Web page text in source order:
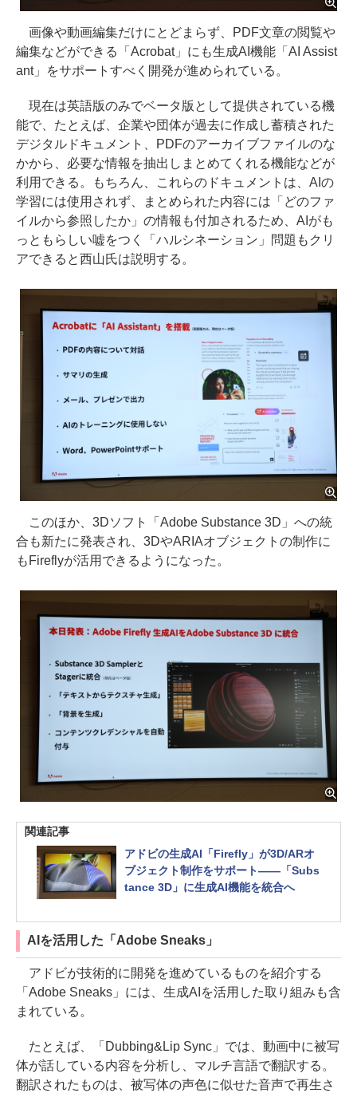
画像や動画編集だけにとどまらず、PDF文章の閲覧や
編集などができる「Acrobat」にも生成AI機能「AI Assist
ant」をサポートすべく開発が進められている。
現在は英語版のみでベータ版として提供されている機
能で、たとえば、企業や団体が過去に作成し蓄積された
デジタルドキュメント、PDFのアーカイブファイルのな
かから、必要な情報を抽出しまとめてくれる機能などが
利用できる。もちろん、これらのドキュメントは、AIの
学習には使用されず、まとめられた内容には「どのファ
イルから参照したか」の情報も付加されるため、AIがも
っともらしい嘘をつく「ハルシネーション」問題もクリ
アできると西山氏は説明する。
このほか、3Dソフト「Adobe Substance 3D」への統
合も新たに発表され、3DやARIAオブジェクトの制作に
もFireflyが活用できるようになった。
関連記事
アドビの生成AI「Firefly」が3D/ARオ
ブジェクト制作をサポート――「Subs
tance 3D」に生成AI機能を統合へ
AIを活用した「Adobe Sneaks」
アドビが技術的に開発を進めているものを紹介する
「Adobe Sneaks」には、生成AIを活用した取り組みも含
まれている。
たとえば、「Dubbing&Lip Sync」では、動画中に被写
体が話している内容を分析し、マルチ言語で翻訳する。
翻訳されたものは、被写体の声色に似せた音声で再生さ